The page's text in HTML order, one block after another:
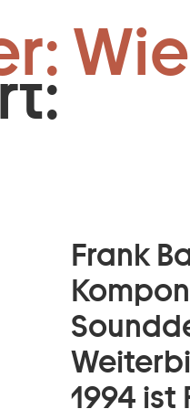
Zum Footer
Frank
1994